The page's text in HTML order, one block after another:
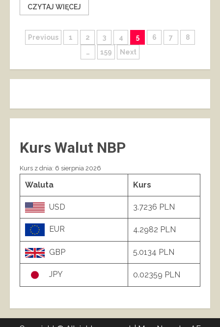
CZYTAJ WIĘCEJ
Stronicowanie
Previous 1 2 3 4 5 6 7
8
…
159 Next
Kurs Walut NBP
Kurs z dnia: 6 sierpnia 2026
Waluta Kurs
USD 3.7236 PLN
EUR 4.2982 PLN
GBP 5.0134 PLN
JPY 0.02359 PLN